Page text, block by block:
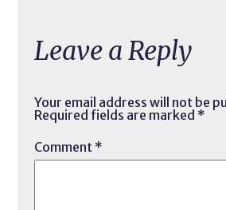
Leave a Reply
Your email address will not be
Required fields are marked *
Comment *